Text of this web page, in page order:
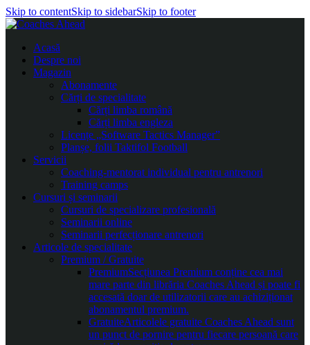
Skip to contentSkip to sidebarSkip to footer
Acasă
Despre noi
Magazin
Abonamente
Cărți de specialitate
Cărți limba română
Cărți limba engleza
Licențe „Software Tactics Manager”
Planșe, folii Taktifol Football
Servicii
Coaching-mentorat individual pentru antrenori
Training camps
Cursuri și seminarii
Cursuri de specializare profesională
Seminarii online
Seminarii perfecționare antrenori
Articole de specialitate
Premium / Gratuite
PremiumSecțiunea Premium conține cea mai
mare parte din librăria Coaches Ahead și poate fi
accesată doar de utilizatorii care au achiziționat
abonamentul premium.
GratuiteArticolele gratuite Coaches Ahead sunt
un punct de pornire pentru fiecare persoană care